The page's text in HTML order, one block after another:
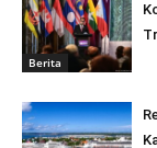
Berita